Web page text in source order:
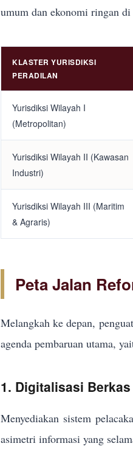
umum dan ekonomi ringan
KLASTER YURISDIKSI
PERADILAN
Yurisdiksi Wilayah I
(Metropolitan)
Yurisdiksi Wilayah II (Kawasan
Industri)
Yurisdiksi Wilayah III (Maritim
& Agraris)
Peta Jalan
Melangkah ke depan,
agenda pembaruan utama,
1. Digitalisasi
Menyediakan sistem
asimetri informasi yang